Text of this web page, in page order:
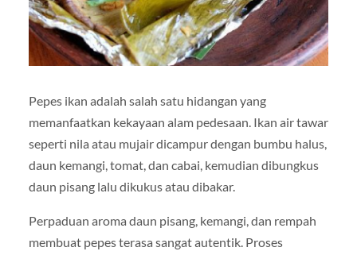
Pepes ikan adalah salah satu hidangan yang
memanfaatkan kekayaan alam pedesaan. Ikan air tawar
seperti nila atau mujair dicampur dengan bumbu halus,
daun kemangi, tomat, dan cabai, kemudian dibungkus
daun pisang lalu dikukus atau dibakar.
Perpaduan aroma daun pisang, kemangi, dan rempah
membuat pepes terasa sangat autentik. Proses